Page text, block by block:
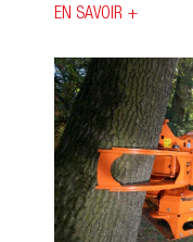
EN SAVOIR +